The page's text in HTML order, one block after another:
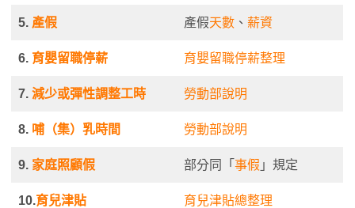
5. 產假 產假天數 、 薪資
6. 育嬰留職停薪 育嬰留職停薪整理
7. 減少或彈性調整工時 勞動部說明
8. 哺（集）乳時間 勞動部說明
9. 家庭照顧假 部分同「 事假 」規定
10.育兒津貼 育兒津貼總整理